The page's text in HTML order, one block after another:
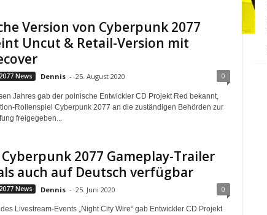
Version von Cyberpunk 2077
Uncut & Retail-Version mit
News Dennis - 25. August 2020 0
Jahres gab der polnische Entwickler CD Projekt Red bekannt,
Rollenspiel Cyberpunk 2077 an die zuständigen Behörden zur
freigegeben...
2077 Gameplay-Trailer
auch auf Deutsch verfügbar
News Dennis - 25. Juni 2020 0
Livestream-Events „Night City Wire“ gab Entwickler CD Projekt